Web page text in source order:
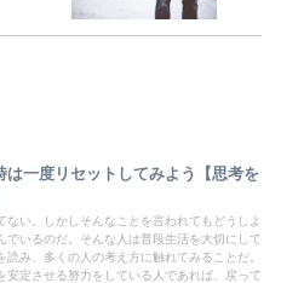
は一度リセットしてみよう【思考を
ない。しかしそんなことを言われてもどうしよ
でいるのだ。そんな人は普段生活を大切にして
読み、多くの人の考え方に触れてみることだ。
安定させる努力をしている人であれば、戻って